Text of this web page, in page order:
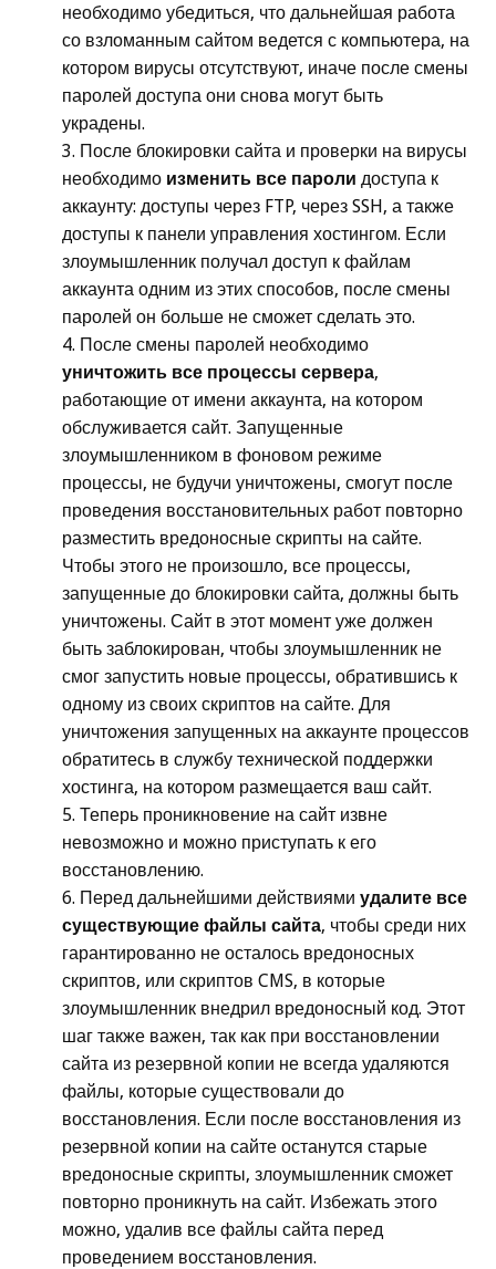
необходимо убедиться, что дальнейшая работа
со взломанным сайтом ведется с компьютера, на
котором вирусы отсутствуют, иначе после смены
паролей доступа они снова могут быть
украдены.
После блокировки сайта и проверки на вирусы
необходимо изменить все пароли доступа к
аккаунту: доступы через FTP, через SSH, а также
доступы к панели управления хостингом. Если
злоумышленник получал доступ к файлам
аккаунта одним из этих способов, после смены
паролей он больше не сможет сделать это.
После смены паролей необходимо
уничтожить все процессы сервера,
работающие от имени аккаунта, на котором
обслуживается сайт. Запущенные
злоумышленником в фоновом режиме
процессы, не будучи уничтожены, смогут после
проведения восстановительных работ повторно
разместить вредоносные скрипты на сайте.
Чтобы этого не произошло, все процессы,
запущенные до блокировки сайта, должны быть
уничтожены. Сайт в этот момент уже должен
быть заблокирован, чтобы злоумышленник не
смог запустить новые процессы, обратившись к
одному из своих скриптов на сайте. Для
уничтожения запущенных на аккаунте процессов
обратитесь в службу технической поддержки
хостинга, на котором размещается ваш сайт.
Теперь проникновение на сайт извне
невозможно и можно приступать к его
восстановлению.
Перед дальнейшими действиями удалите все
существующие файлы сайта, чтобы среди них
гарантированно не осталось вредоносных
скриптов, или скриптов CMS, в которые
злоумышленник внедрил вредоносный код. Этот
шаг также важен, так как при восстановлении
сайта из резервной копии не всегда удаляются
файлы, которые существовали до
восстановления. Если после восстановления из
резервной копии на сайте останутся старые
вредоносные скрипты, злоумышленник сможет
повторно проникнуть на сайт. Избежать этого
можно, удалив все файлы сайта перед
проведением восстановления.